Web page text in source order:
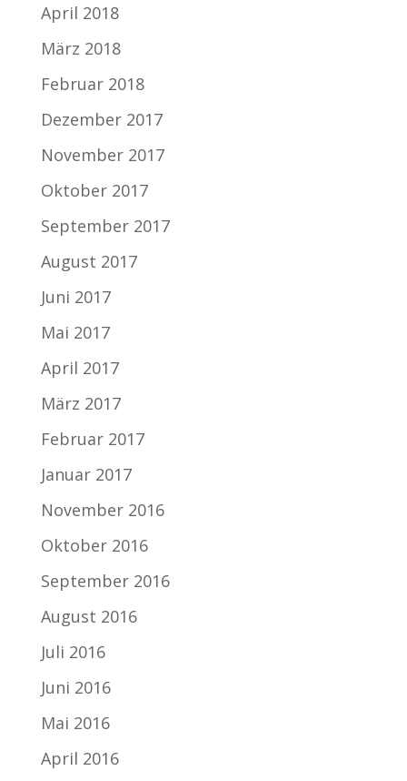
April 2018
März 2018
Februar 2018
Dezember 2017
November 2017
Oktober 2017
September 2017
August 2017
Juni 2017
Mai 2017
April 2017
März 2017
Februar 2017
Januar 2017
November 2016
Oktober 2016
September 2016
August 2016
Juli 2016
Juni 2016
Mai 2016
April 2016